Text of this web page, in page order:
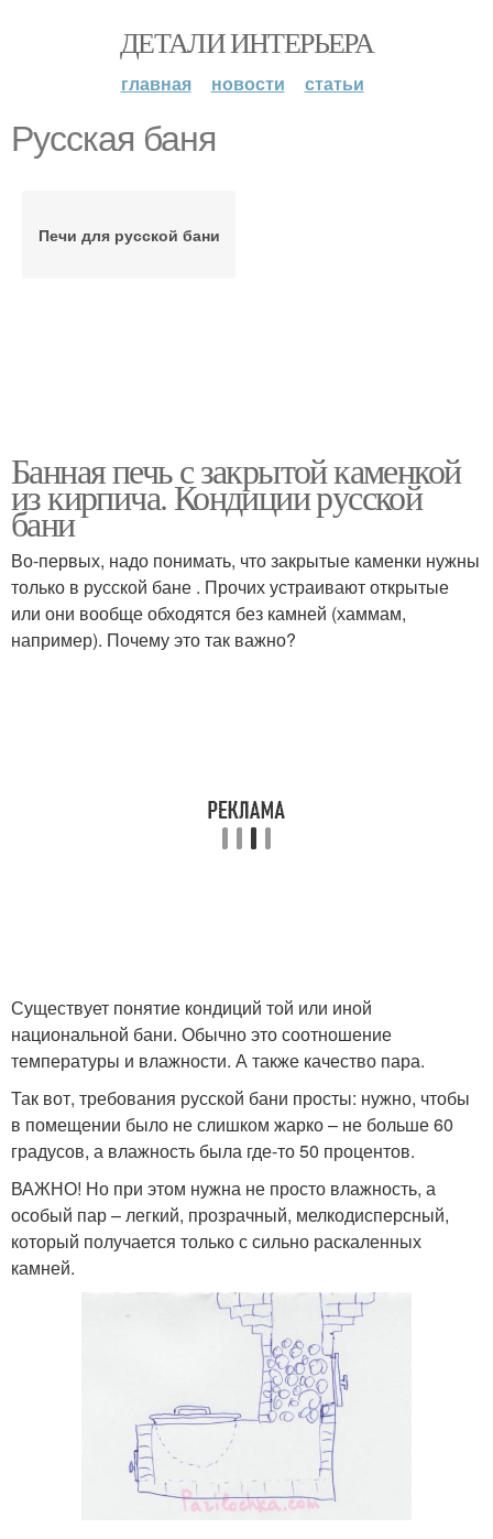
ДЕТАЛИ ИНТЕРЬЕРА
главная новости статьи
Русская баня
Печи для русской бани
Банная печь с закрытой каменкой
из кирпича. Кондиции русской
бани
Во-первых, надо понимать, что закрытые каменки нужны
только в русской бане . Прочих устраивают открытые
или они вообще обходятся без камней (хаммам,
например). Почему это так важно?
Существует понятие кондиций той или иной
национальной бани. Обычно это соотношение
температуры и влажности. А также качество пара.
Так вот, требования русской бани просты: нужно, чтобы
в помещении было не слишком жарко – не больше 60
градусов, а влажность была где-то 50 процентов.
ВАЖНО! Но при этом нужна не просто влажность, а
особый пар – легкий, прозрачный, мелкодисперсный,
который получается только с сильно раскаленных
камней.